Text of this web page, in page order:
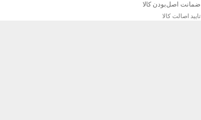
ضمانت اصل‌بودن کالا
تایید اصالت کالا